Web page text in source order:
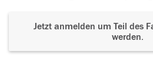
Jetzt anmelden um Teil des
werden.